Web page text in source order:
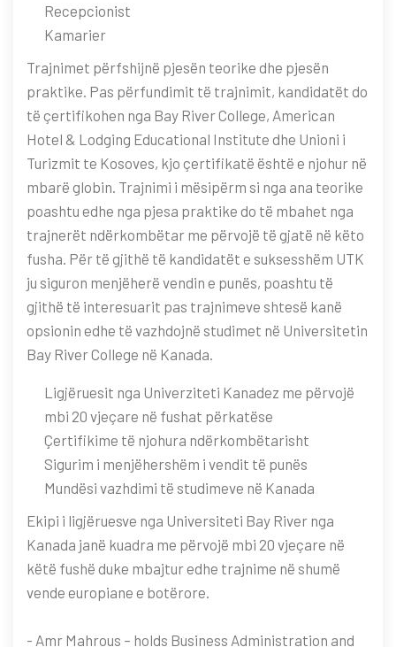
Recepcionist
Kamarier
Trajnimet përfshijnë pjesën teorike dhe pjesën
praktike. Pas përfundimit të trajnimit, kandidatët do
të çertifikohen nga Bay River College, American
Hotel & Lodging Educational Institute dhe Unioni i
Turizmit te Kosoves, kjo çertifikatë është e njohur në
mbarë globin. Trajnimi i mësipërm si nga ana teorike
poashtu edhe nga pjesa praktike do të mbahet nga
trajnerët ndërkombëtar me përvojë të gjatë në këto
fusha. Për të gjithë të kandidatët e suksesshëm UTK
ju siguron menjëherë vendin e punës, poashtu të
gjithë të interesuarit pas trajnimeve shtesë kanë
opsionin edhe të vazhdojnë studimet në Universitetin
Bay River College në Kanada.
Ligjëruesit nga Univerziteti Kanadez me përvojë
mbi 20 vjeçare në fushat përkatëse
Çertifikime të njohura ndërkombëtarisht
Sigurim i menjëhershëm i vendit të punës
Mundësi vazhdimi të studimeve në Kanada
Ekipi i ligjëruesve nga Universiteti Bay River nga
Kanada janë kuadra me përvojë mbi 20 vjeçare në
këtë fushë duke mbajtur edhe trajnime në shumë
vende europiane e botërore.
- Amr Mahrous – holds Business Administration and